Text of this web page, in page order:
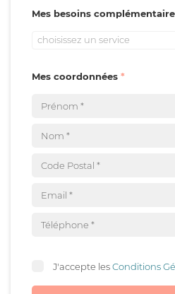
Mes besoins
choisissez un service
Mes coordonnées
J'accepte lesConditions